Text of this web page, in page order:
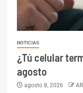
NOTICIAS
¿Tú celular
agosto
agosto 8, 2026